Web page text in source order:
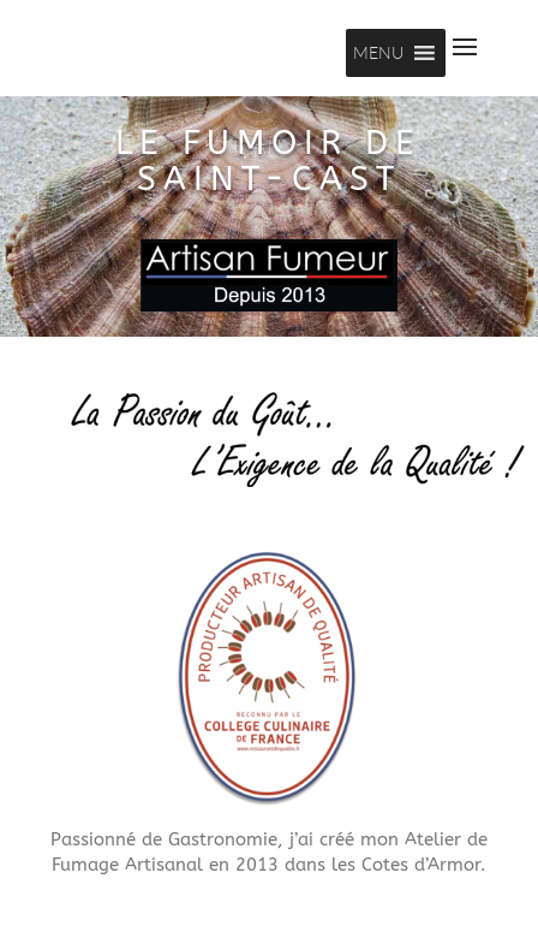
MENU
LE FUMOIR DE
SAINT-CAST
Passionné de Gastronomie, j’ai créé mon Atelier de
Fumage Artisanal en 2013 dans les Cotes d’Armor.